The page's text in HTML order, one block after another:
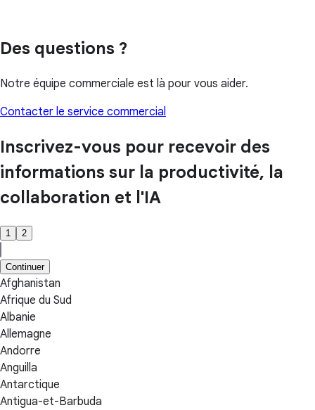
Des questions ?
Notre équipe commerciale est là pour vous aider.
Contacter le service commercial
Inscrivez-vous pour recevoir des
informations sur la productivité, la
collaboration et l'IA
1 2
Continuer
Afghanistan
Afrique du Sud
Albanie
Allemagne
Andorre
Anguilla
Antarctique
Antigua-et-Barbuda